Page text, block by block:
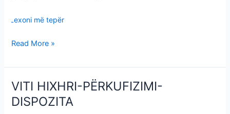
Lexoni më tepër
Read More »
VITI HIXHRI-PËRKUFIZIMI-
DISPOZITA
VITI
HIXHRI-
PËRKUFIZIMI-